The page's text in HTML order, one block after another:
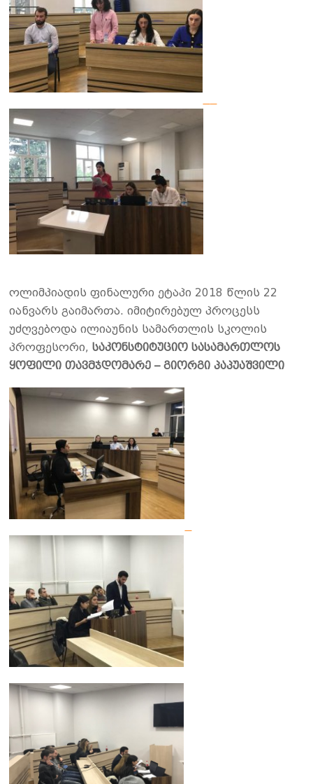
ოლიმპიადის ფინალური ეტაპი 2018 წლის 22
იანვარს გაიმართა. იმიტირებულ პროცესს
უძღვებოდა ილიაუნის სამართლის სკოლის
პროფესორი,საკონსტიტუციო სასამართლოს
ყოფილი თავმჯდომარე – გიორგი პაპუაშვილი